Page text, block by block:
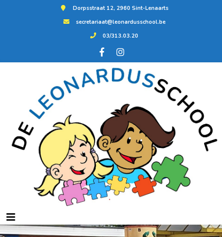
Dorpsstraat 12, 2960 Sint-Lenaarts
secretariaat@leonardusschool.be
03/313.03.20